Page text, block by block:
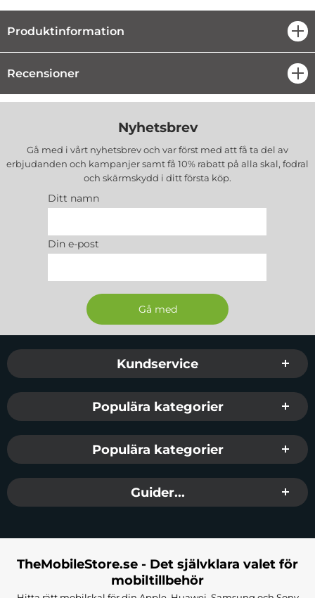
Produktinformation
Recensioner
Nyhetsbrev
Gå med i vårt nyhetsbrev och var först med att få ta del av
erbjudanden och kampanjer samt få 10% rabatt på alla skal, fodral
och skärmskydd i ditt första köp.
Ditt namn
Din e-post
Sidfot Blandad info och länkar
Kundservice
Populära kategorier
Populära kategorier
Guider...
TheMobileStore.se - Det självklara valet för
mobiltillbehör